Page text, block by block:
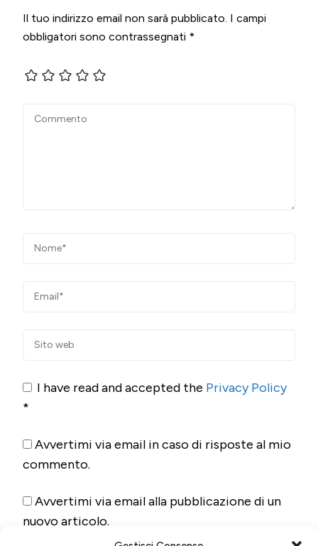
Il tuo indirizzo email non sarà pubblicato. I campi
obbligatori sono contrassegnati *
I have read and accepted the Privacy Policy
*
Avvertimi via email in caso di risposte al mio
commento.
Avvertimi via email alla pubblicazione di un
nuovo articolo.